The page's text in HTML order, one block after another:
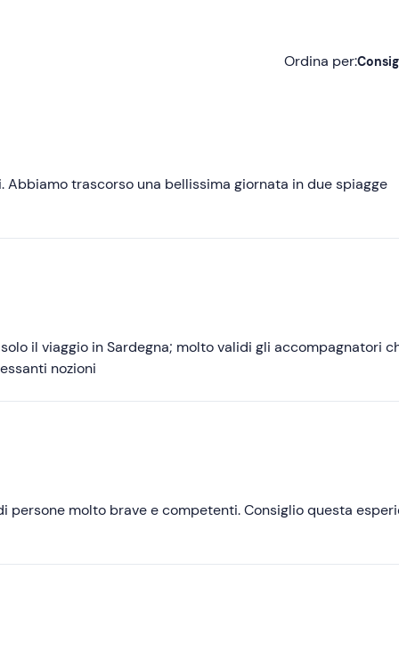
Ordina per:
Meno recenti
trascorso una bellissima giornata in due spiagge
il viaggio in Sardegna; molto validi gli accompagnatori
nozioni
persone molto brave e competenti. Consiglio questa